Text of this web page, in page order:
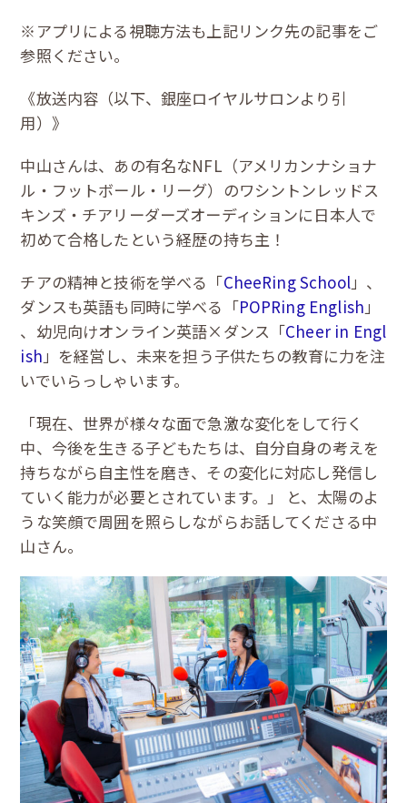
※アプリによる視聴方法も上記リンク先の記事をご
参照ください。
《放送内容（以下、銀座ロイヤルサロンより引
用）》
中山さんは、あの有名なNFL（アメリカンナショナ
ル・フットボール・リーグ）のワシントンレッドス
キンズ・チアリーダーズオーディションに日本人で
初めて合格したという経歴の持ち主！
チアの精神と技術を学べる「CheeRing School」、
ダンスも英語も同時に学べる「POPRing English」
、幼児向けオンライン英語×ダンス「Cheer in Engl
ish」を経営し、未来を担う子供たちの教育に力を注
いでいらっしゃいます。
「現在、世界が様々な面で急激な変化をして行く
中、今後を生きる子どもたちは、自分自身の考えを
持ちながら自主性を磨き、その変化に対応し発信し
ていく能力が必要とされています。」 と、太陽のよ
うな笑顔で周囲を照らしながらお話してくださる中
山さん。